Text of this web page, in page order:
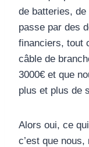
de batteries,
passe par des
financiers, tout
câble de
3000€ et que
plus et plus de
Alors oui, ce
c’est que